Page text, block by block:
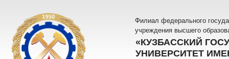
Филиал федерального
учреждения высшего
«КУЗБАССКИЙ
УНИВЕРСИТЕТ